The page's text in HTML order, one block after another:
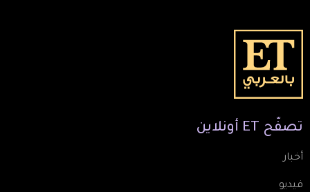
تصفّح ET أونلاين
أخبار
فيديو